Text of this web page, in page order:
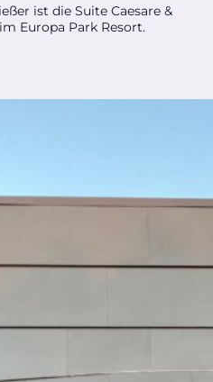
ist die Suite Caesare &
Europa Park Resort.